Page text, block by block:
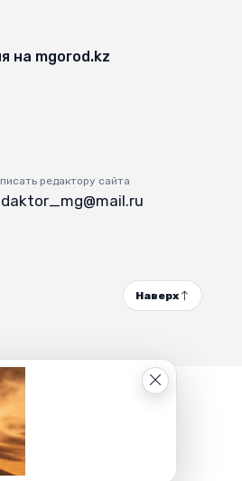
на mgorod.kz
редактору сайта
Наверх